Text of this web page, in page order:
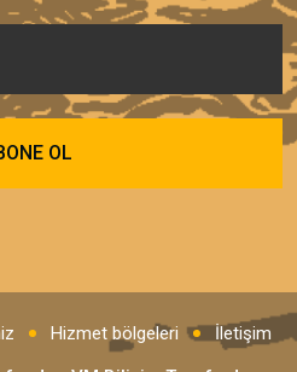
Hizmet bölgeleri
İletişim